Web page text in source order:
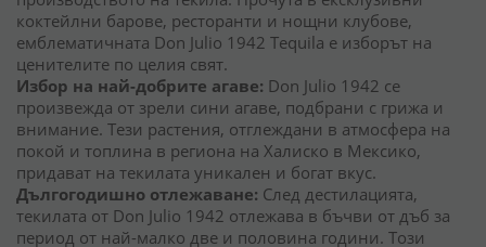
коктейлни барове, ресторанти и нощни клубове,
емблематичната Don Julio 1942 Tequila е изборът на
ценителите по целия свят.
Избор на най-добрите агаве: Don Julio 1942 се
произвежда от зрели сини агаве, подбрани с грижа и
внимание. Тези растения, отглеждани в атмосфера на
покой и топлина в региона на Халиско в Мексико,
придават на текилата уникален и богат вкус.
Дългогодишно отлежаване: След дестилацията,
текилата от Don Julio 1942 отлежава в бъчви от дъб за
период от най-малко две и половина години. Този